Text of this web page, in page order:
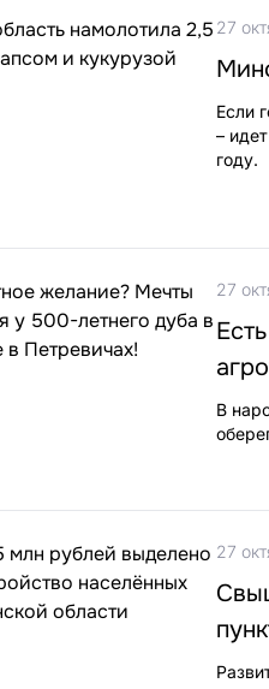
27
Если
–
году.
27
В
27